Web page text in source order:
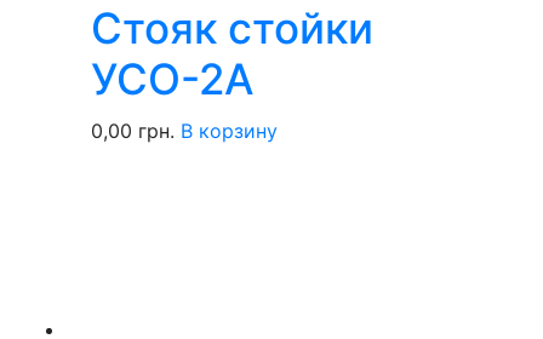
Стояк стойки
УСО-2А
0,00 грн. В корзину